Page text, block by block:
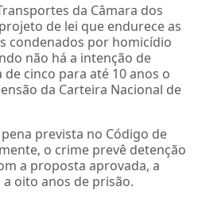
da Câmara dos
de lei que endurece as
condenados por homicídio
não há a intenção de
cinco para até 10 anos o
da Carteira Nacional de
prevista no Código de
o crime prevê detenção
a proposta aprovada, a
oito anos de prisão.